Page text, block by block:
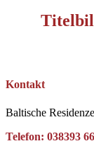
Kontakt
Baltische
Telefon: 038393